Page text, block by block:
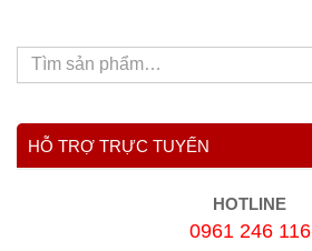
HỖ TRỢ TRỰC TUYẾN
HOTLINE
0961 246 116